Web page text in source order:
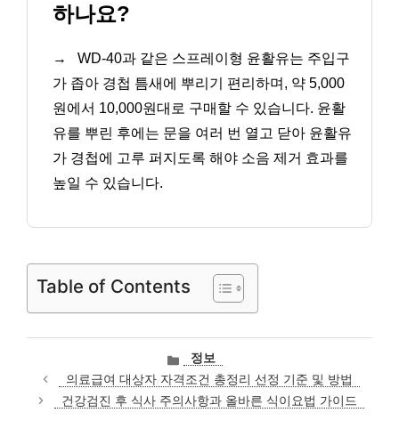
하나요?
→
WD-40과 같은 스프레이형 윤활유는 주입구
가 좁아 경첩 틈새에 뿌리기 편리하며, 약 5,000
원에서 10,000원대로 구매할 수 있습니다. 윤활
유를 뿌린 후에는 문을 여러 번 열고 닫아 윤활유
가 경첩에 고루 퍼지도록 해야 소음 제거 효과를
높일 수 있습니다.
Table of Contents
카
테
고
리
정보
의료급여 대상자 자격조건 총정리 선정 기준 및 방법
건강검진 후 식사 주의사항과 올바른 식이요법 가이드